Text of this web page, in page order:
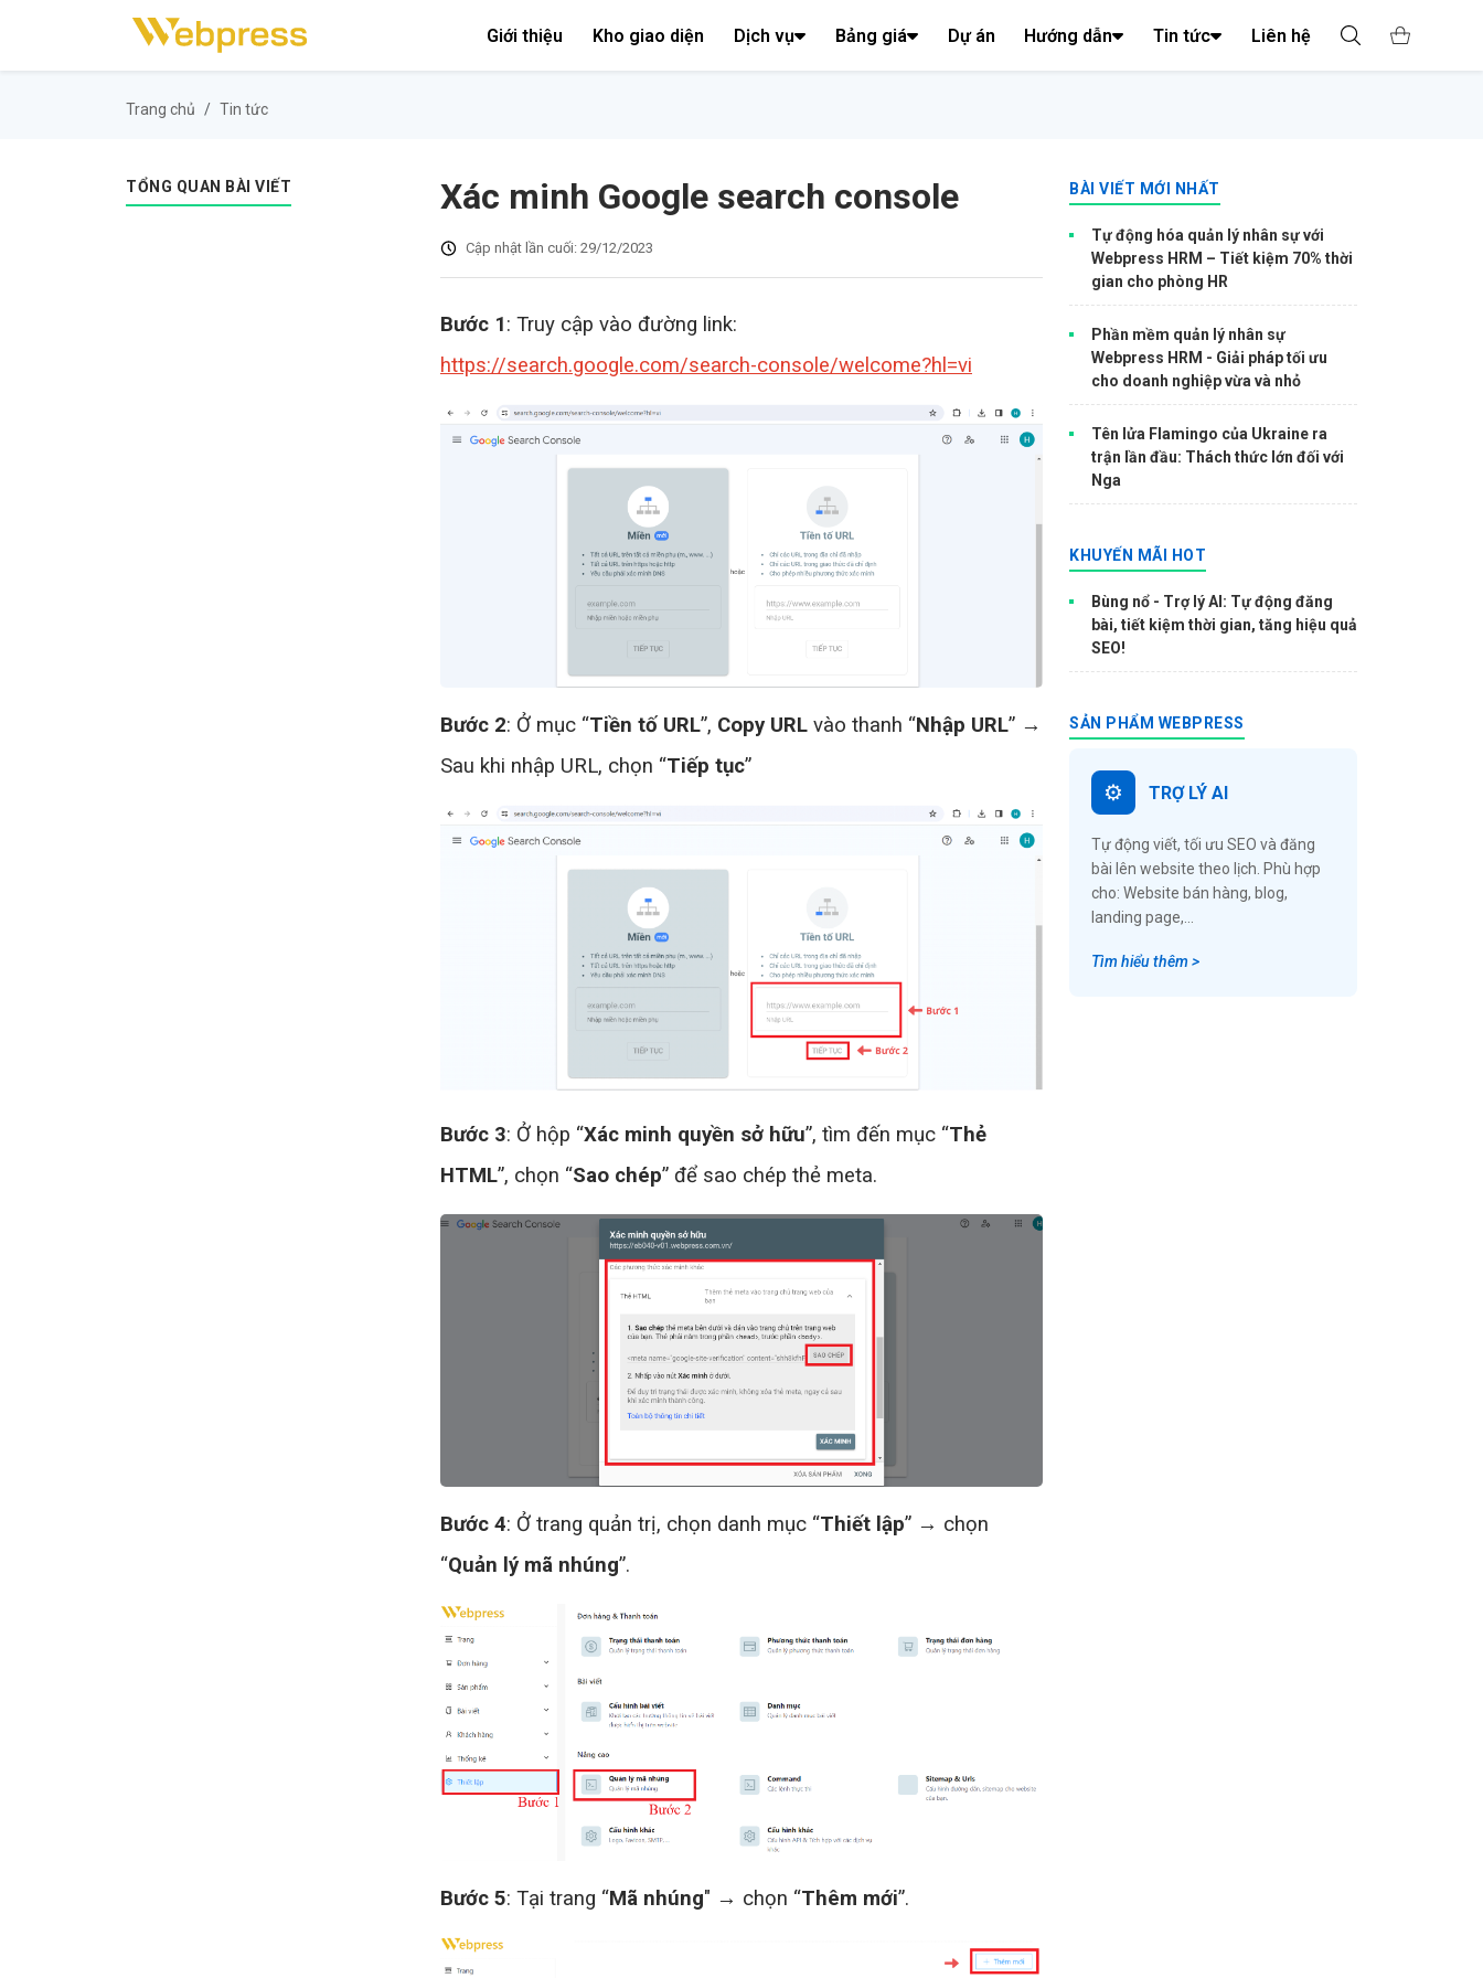
Giới thiệu Kho giao diện Dịch vụ Bảng giá Dự án Hướng dẫn Tin tức Liên hệ
Trang chủ Tin tức
TỔNG QUAN BÀI VIẾT Xác minh Google search console
Cập nhật lần cuối: 29/12/2023
Bước 1: Truy cập vào đường link:
https://search.google.com/search-console/welcome?hl=vi
Bước 2: Ở mục “Tiền tố URL”, Copy URL vào thanh “Nhập URL” →
Sau khi nhập URL, chọn “Tiếp tục”
Bước 3: Ở hộp “Xác minh quyền sở hữu”, tìm đến mục “Thẻ
HTML”, chọn “Sao chép” để sao chép thẻ meta.
Bước 4: Ở trang quản trị, chọn danh mục “Thiết lập” → chọn
“Quản lý mã nhúng”.
Bước 5: Tại trang “Mã nhúng" → chọn “Thêm mới”.
BÀI VIẾT MỚI NHẤT
Tự động hóa quản lý nhân sự với
Webpress HRM – Tiết kiệm 70% thời
gian cho phòng HR
Phần mềm quản lý nhân sự
Webpress HRM - Giải pháp tối ưu
cho doanh nghiệp vừa và nhỏ
Tên lửa Flamingo của Ukraine ra
trận lần đầu: Thách thức lớn đối với
Nga
KHUYẾN MÃI HOT
Bùng nổ - Trợ lý AI: Tự động đăng
bài, tiết kiệm thời gian, tăng hiệu quả
SEO!
SẢN PHẨM WEBPRESS
TRỢ LÝ AI
Tự động viết, tối ưu SEO và đăng
bài lên website theo lịch. Phù hợp
cho: Website bán hàng, blog,
landing page,...
Tìm hiểu thêm >